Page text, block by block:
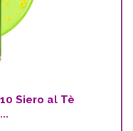
Siero al Tè